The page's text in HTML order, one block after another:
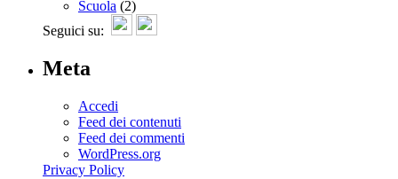
Scuola (2)
Seguici su:
Meta
Accedi
Feed dei contenuti
Feed dei commenti
WordPress.org
Privacy Policy